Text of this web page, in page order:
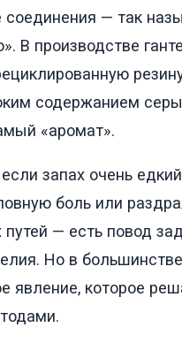
соединения — так
В производстве
содержанием
«аромат».
запах очень
боль или
— есть повод
Но в
явление, которое